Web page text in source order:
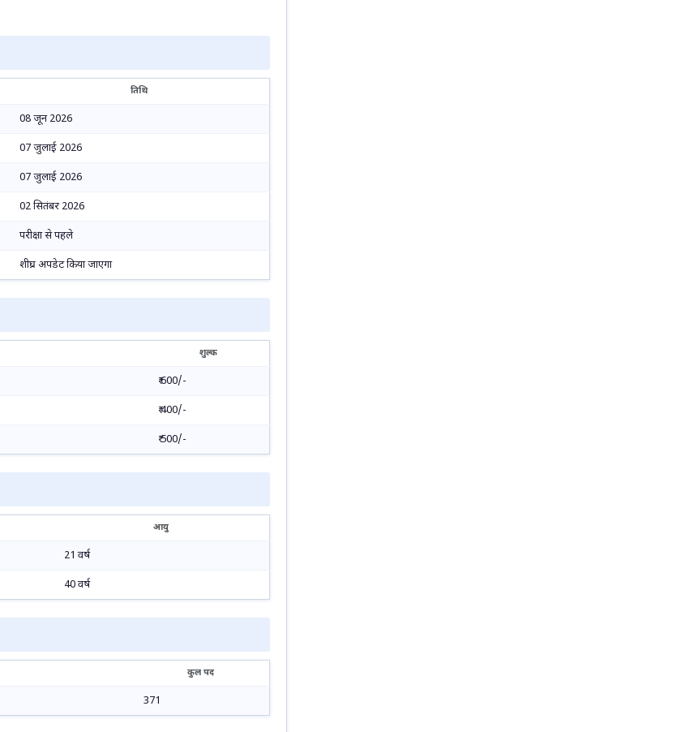
तिथि
08 जून 2026
07 जुलाई 2026
07 जुलाई 2026
02 सितंबर 2026
परीक्षा से पहले
शीघ्र अपडेट किया जाएगा
शुल्क
₹ 600/-
₹ 400/-
₹ 500/-
आयु
21 वर्ष
40 वर्ष
कुल पद
371